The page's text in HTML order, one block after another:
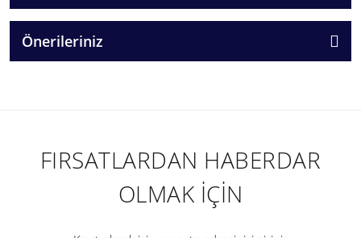
Önerileriniz
FIRSATLARDAN HABERDAR
OLMAK İÇİN